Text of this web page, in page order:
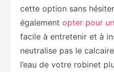
cette option sans
également opter pour
facile à entretenir et à
neutralise pas le
l’eau de votre robinet